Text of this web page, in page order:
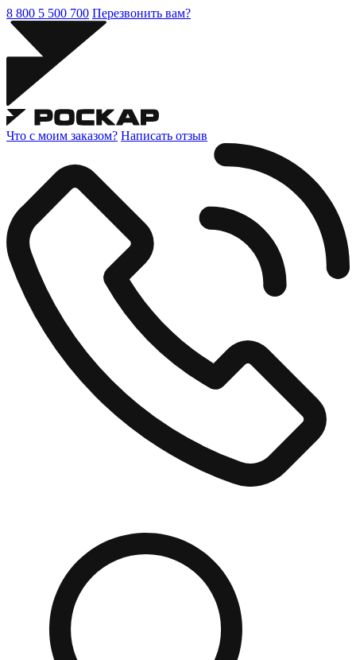
8 800 5 500 700 Перезвонить вам?
Что с моим заказом? Написать отзыв